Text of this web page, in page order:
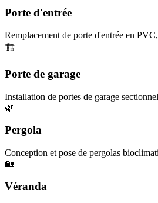
Porte d'entrée
Remplacement de porte d'entrée en
🏗️
Porte de garage
Installation de portes de garage
🌿
Pergola
Conception et pose de pergolas
🏡
Véranda